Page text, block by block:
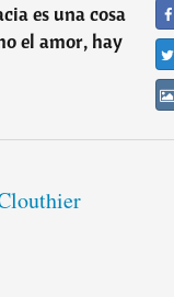
es una cosa
el amor, hay